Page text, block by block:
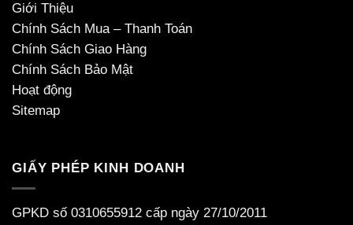
Giới Thiệu
Chính Sách Mua – Thanh Toán
Chính Sách Giao Hàng
Chính Sách Bảo Mật
Hoạt động
Sitemap
GIẤY PHÉP KINH DOANH
GPKD số 0310655912 cấp ngày 27/10/2011